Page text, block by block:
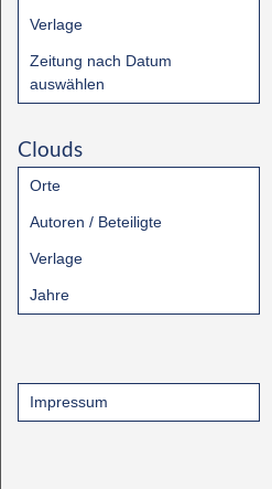
Verlage
Zeitung nach Datum
auswählen
Clouds
Orte
Autoren / Beteiligte
Verlage
Jahre
Impressum